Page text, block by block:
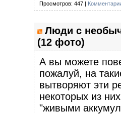
Просмотров: 447 |
Люди с
(12 фото)
А вы можете
пожалуй, на
вытворяют эти
некоторых из
"живыми